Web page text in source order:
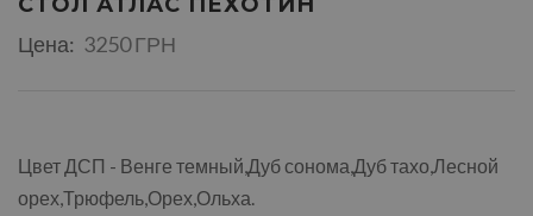
Цена: 3250 ГРН
Цвет ДСП - Венге темный,Дуб сонома,Дуб тахо,Лесной
орех,Трюфель,Орех,Ольха.